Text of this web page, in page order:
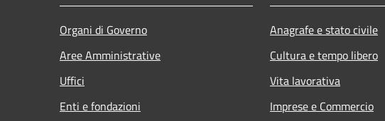
Organi di Governo
Aree Amministrative
Uffici
Enti e fondazioni
Anagrafe e stato civile
Cultura e tempo libero
Vita lavorativa
Imprese e Commercio